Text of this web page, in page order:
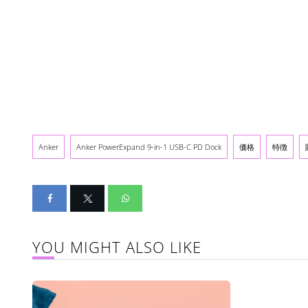
Anker Anker PowerExpand 9-in-1 USB-C PD Dock 価格 特徴
YOU MIGHT ALSO LIKE